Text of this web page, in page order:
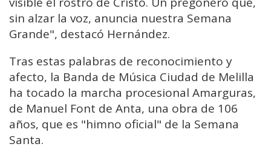
sin alzar la voz, anuncia nuestra Semana
Grande", destacó Hernández.
Tras estas palabras de reconocimiento y
afecto, la Banda de Música Ciudad de Melilla
ha tocado la marcha procesional Amarguras,
de Manuel Font de Anta, una obra de 106
años, que es "himno oficial" de la Semana
Santa.